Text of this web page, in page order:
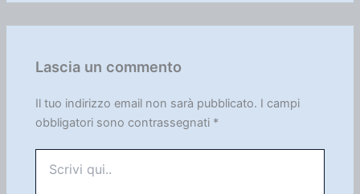
Lascia un commento
Il tuo indirizzo email non sarà pubblicato. I campi
obbligatori sono contrassegnati *
qui..